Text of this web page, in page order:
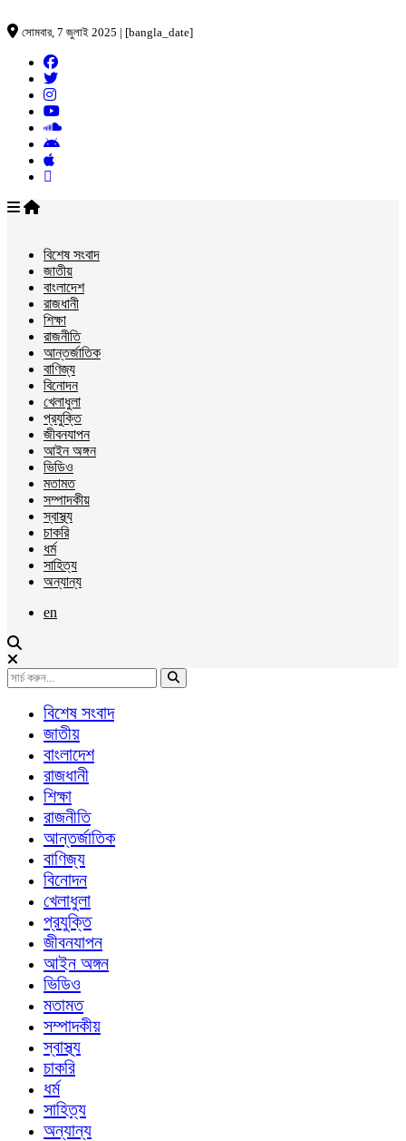
সোমবার, 7 জুলাই 2025 | [bangla_date]
বিশেষ সংবাদ
জাতীয়
বাংলাদেশ
রাজধানী
শিক্ষা
রাজনীতি
আন্তর্জাতিক
বাণিজ্য
বিনোদন
খেলাধুলা
প্রযুক্তি
জীবনযাপন
আইন অঙ্গন
ভিডিও
মতামত
সম্পাদকীয়
স্বাস্থ্য
চাকরি
ধর্ম
সাহিত্য
অন্যান্য
en
বিশেষ সংবাদ
জাতীয়
বাংলাদেশ
রাজধানী
শিক্ষা
রাজনীতি
আন্তর্জাতিক
বাণিজ্য
বিনোদন
খেলাধুলা
প্রযুক্তি
জীবনযাপন
আইন অঙ্গন
ভিডিও
মতামত
সম্পাদকীয়
স্বাস্থ্য
চাকরি
ধর্ম
সাহিত্য
অন্যান্য